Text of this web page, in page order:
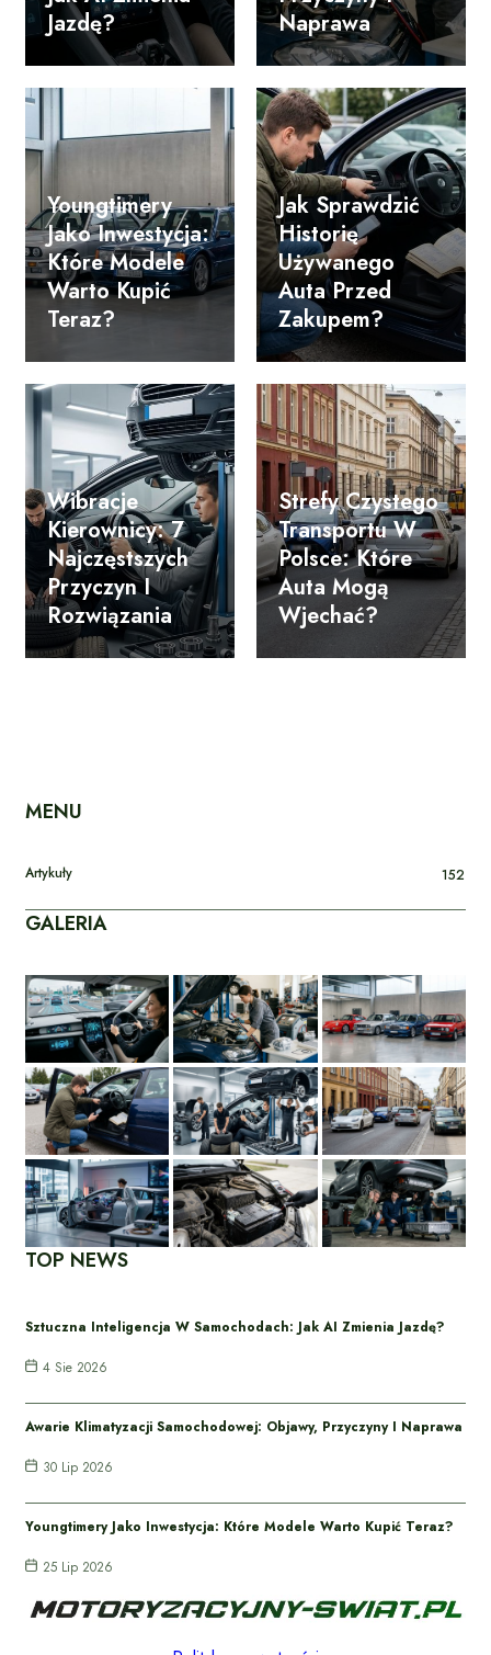
Jazdę?
Naprawa
Youngtimery
Jako Inwestycja:
Które Modele
Warto Kupić
Teraz?
Jak Sprawdzić
Historię
Używanego
Auta Przed
Zakupem?
Wibracje
Kierownicy: 7
Najczęstszych
Przyczyn I
Rozwiązania
Strefy Czystego
Transportu W
Polsce: Które
Auta Mogą
Wjechać?
MENU
Artykuły 152
GALERIA
TOP NEWS
Sztuczna Inteligencja W Samochodach: Jak AI Zmienia Jazdę?
4 Sie 2026
Awarie Klimatyzacji Samochodowej: Objawy, Przyczyny I Naprawa
30 Lip 2026
Youngtimery Jako Inwestycja: Które Modele Warto Kupić Teraz?
25 Lip 2026